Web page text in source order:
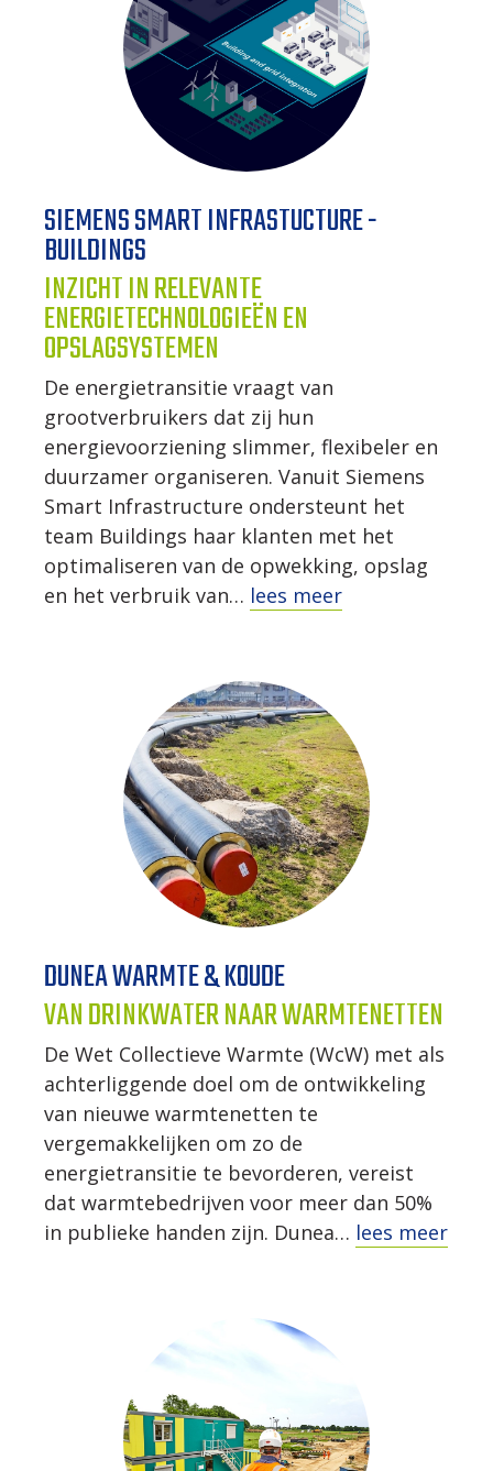
SIEMENS SMART INFRASTUCTURE -
BUILDINGS
INZICHT IN RELEVANTE
ENERGIETECHNOLOGIEËN EN
OPSLAGSYSTEMEN
De energietransitie vraagt van
grootverbruikers dat zij hun
energievoorziening slimmer, flexibeler en
duurzamer organiseren. Vanuit Siemens
Smart Infrastructure ondersteunt het
team Buildings haar klanten met het
optimaliseren van de opwekking, opslag
en het verbruik van… lees meer
DUNEA WARMTE & KOUDE
VAN DRINKWATER NAAR WARMTENETTEN
De Wet Collectieve Warmte (WcW) met als
achterliggende doel om de ontwikkeling
van nieuwe warmtenetten te
vergemakkelijken om zo de
energietransitie te bevorderen, vereist
dat warmtebedrijven voor meer dan 50%
in publieke handen zijn. Dunea… lees meer